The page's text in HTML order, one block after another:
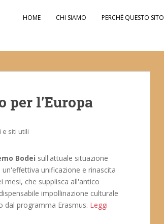
HOME CHI SIAMO PERCHÈ QUESTO SITO
l’Europa
e siti utili
Bodei sull'attuale situazione
unificazione e rinascita
mesi, che supplisca all'antico
impollinazione culturale
programma Erasmus. Leggi